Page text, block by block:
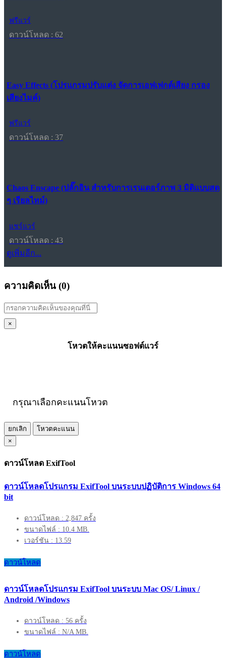
ฟรีแวร์
ดาวน์โหลด : 62
Easy Effects (โปรแกรมปรับแต่ง จัดการเอฟเฟกต์เสียง กรอง
เสียงไมค์)
ฟรีแวร์
ดาวน์โหลด : 37
Chaos Enscape (ปลั๊กอิน สำหรับการเรนเดอร์ภาพ 3 มิติแบบสด
ๆ เรียลไทม์)
แชร์แวร์
ดาวน์โหลด : 43
ดูเพิ่มอีก...
ความคิดเห็น (0)
×
โหวตให้คะแนนซอฟต์แวร์
กรุณาเลือกคะแนนโหวต
ยกเลิก
โหวตคะแนน
×
ดาวน์โหลด ExifTool
ดาวน์โหลดโปรแกรม ExifTool บนระบบปฏิบัติการ Windows 64
bit
ดาวน์โหลด : 2,847 ครั้ง
ขนาดไฟล์ : 10.4 MB.
เวอร์ชัน : 13.59
ดาวน์โหลด
ดาวน์โหลดโปรแกรม ExifTool บนระบบ Mac OS/ Linux /
Android /Windows
ดาวน์โหลด : 56 ครั้ง
ขนาดไฟล์ : N/A MB.
ดาวน์โหลด